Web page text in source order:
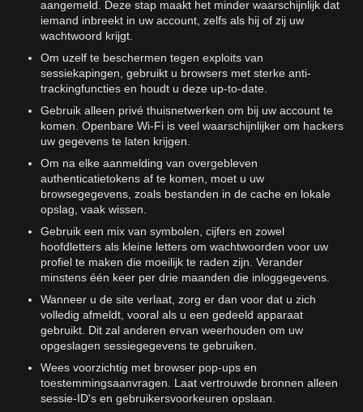
aangemeld. Deze stap maakt het minder waarschijnlijk dat
iemand inbreekt in uw account, zelfs als hij of zij uw
wachtwoord krijgt.
Om uzelf te beschermen tegen exploits van
sessiekapingen, gebruikt u browsers met sterke anti-
trackingfuncties en houdt u deze up-to-date.
Gebruik alleen privé thuisnetwerken om bij uw account te
komen. Openbare Wi-Fi is veel waarschijnlijker om hackers
uw gegevens te laten krijgen.
Om na elke aanmelding van overgebleven
authenticatietokens af te komen, moet u uw
browsegegevens, zoals bestanden in de cache en lokale
opslag, vaak wissen.
Gebruik een mix van symbolen, cijfers en zowel
hoofdletters als kleine letters om wachtwoorden voor uw
profiel te maken die moeilijk te raden zijn. Verander
minstens één keer per drie maanden die inloggegevens.
Wanneer u de site verlaat, zorg er dan voor dat u zich
volledig afmeldt, vooral als u een gedeeld apparaat
gebruikt. Dit zal anderen ervan weerhouden om uw
opgeslagen sessiegegevens te gebruiken.
Wees voorzichtig met browser pop-ups en
toestemmingsaanvragen. Laat vertrouwde bronnen alleen
sessie-ID's en gebruikersvoorkeuren opslaan.